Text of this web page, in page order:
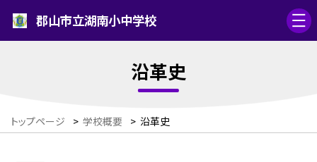
郡山市立湖南小中学校
沿革史
トップページ > 学校概要 > 沿革史